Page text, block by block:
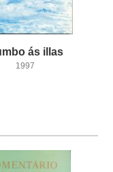
ás illas
1997